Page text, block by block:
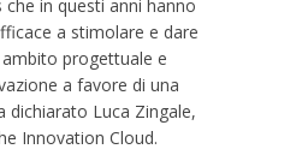
che in questi anni hanno
a stimolare e dare
progettuale e
a favore di una
dichiarato Luca Zingale,
Innovation Cloud.